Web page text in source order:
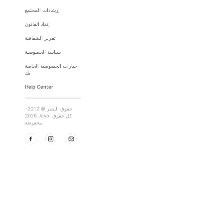
إرشادات المجتمع
إنفاذ القانون
تقرير الشفافية
سياسة الخصوصية
خيارات الخصوصية الخاصة
بك
Help Center
حقوق النشر © 2012-
2026 Joyo. كل حقوق